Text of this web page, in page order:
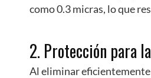
como 0.3 micras, lo que
2. Protección para
Al eliminar eficientemente